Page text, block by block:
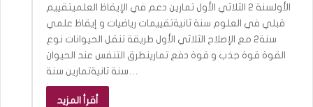
الأولسنة 2 الثلاثي الأول تمارين دعم في الإيقاظ العلميتقييم
قبلي في العلوم سنة ثانيةتقييمات رياضيات و إيقاظ علمي
سنة2 مع الإصلاح الثلاثي الأول طريقة تنقل الحيوانات نوع
القوة قوة جذب و قوة دفع تمارينطرق التنفس عند الحيوان
سنة ثانيةتمارين سنة…
أقرأ المزيد